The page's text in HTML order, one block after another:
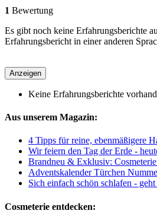
1 Bewertung
Es gibt noch keine Erfahrungsberichte
Erfahrungsbericht in einer anderen
Anzeigen
Keine Erfahrungsberichte
Aus unserem Magazin:
4 Tipps für reine, ebenmäßigere
Wir feiern den Tag der Erde -
Brandneu & Exklusiv:
Adventskalender Türchen
Sich einfach schön schlafen - geht
Cosmeterie entdecken: